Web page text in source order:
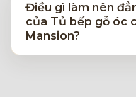
Điều gì làm nên
của Tủ bếp gỗ óc
Mansion?